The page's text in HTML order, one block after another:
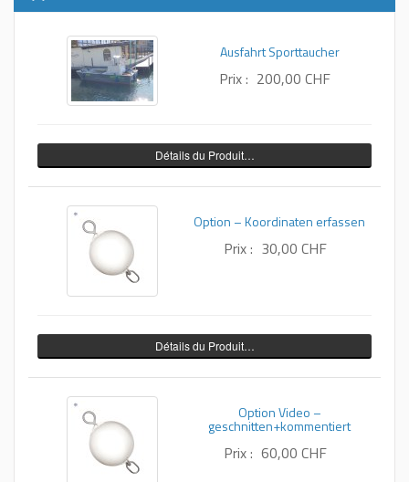
Ausfahrt Sporttaucher
Prix : 200,00 CHF
Détails du Produit…
Option – Koordinaten erfassen
Prix : 30,00 CHF
Détails du Produit…
Option Video –
geschnitten+kommentiert
Prix : 60,00 CHF